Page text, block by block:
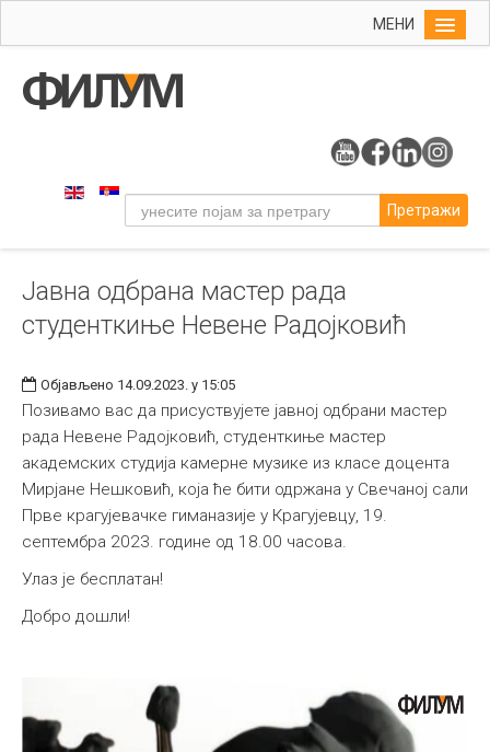
МЕНИ
Упис
Уметност
Музичка уметност
Примењена и ликовна уметност
Издаваштво
Библиотека
Студенти
Међународна
Претражи
Јавна одбрана мастер рада
студенткиње Невене Радојковић
Објављено 14.09.2023. у 15:05
Позивамо вас да присуствујете јавној одбрани мастер
рада Невене Радојковић, студенткиње мастер
академских студија камерне музике из класе доцента
Мирјане Нешковић, која ће бити одржанa у Свечаној сали
Прве крагујевачке гиманазије у Крагујевцу, 19.
септембра 2023. године од 18.00 часова.
Улаз је бесплатан!
Добро дошли!